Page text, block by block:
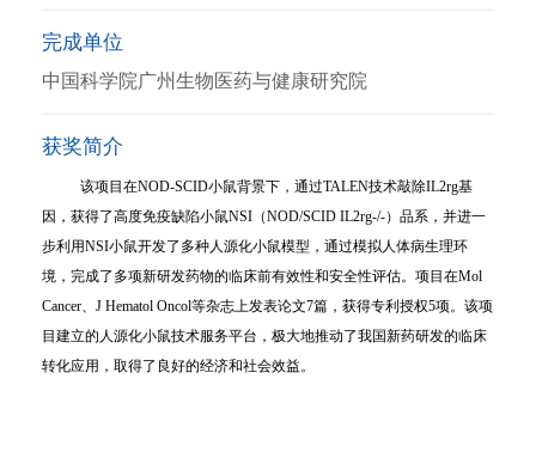
完成单位
中国科学院广州生物医药与健康研究院
获奖简介
该项目在NOD-SCID小鼠背景下，通过TALEN技术敲除IL2rg基
因，获得了高度免疫缺陷小鼠NSI （NOD/SCID IL2rg-/-）品系，并进一
步利用NSI小鼠开发了多种人源化小鼠模型，通过模拟人体病生理环
境，完成了多项新研发药物的临床前有效性和安全性评估。项目在Mol
Cancer、 J Hematol Oncol等杂志上发表论文7篇，获得专利授权5项。该项
目建立的人源化小鼠技术服务平台，极大地推动了我国新药研发的临床
转化应用，取得了良好的经济和社会效益。